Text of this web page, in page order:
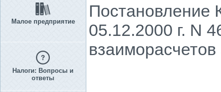
Малое предприятие
Налоги: Вопросы и
ответы
Постановление
05.12.2000 г. N